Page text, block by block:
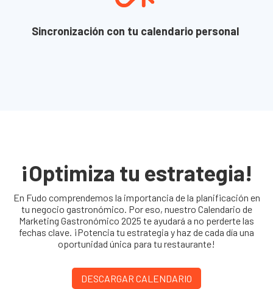
Sincronización con tu calendario personal
¡Optimiza tu estrategia!
En Fudo comprendemos la importancia de la planificación en
tu negocio gastronómico. Por eso, nuestro Calendario de
Marketing Gastronómico 2025 te ayudará a no perderte las
fechas clave. ¡Potencia tu estrategia y haz de cada día una
oportunidad única para tu restaurante!
DESCARGAR CALENDARIO